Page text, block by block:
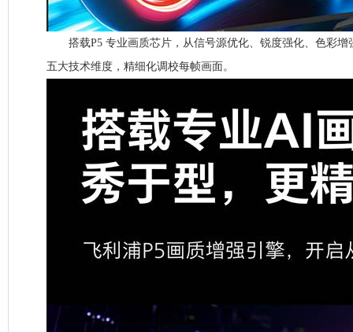
搭载P5 专业画质芯片，从信号源优化、锐度强化、色彩增
五大技术维度，精细化调校每帧画面。